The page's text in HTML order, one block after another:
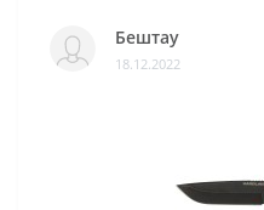
Бештау
18.12.2022